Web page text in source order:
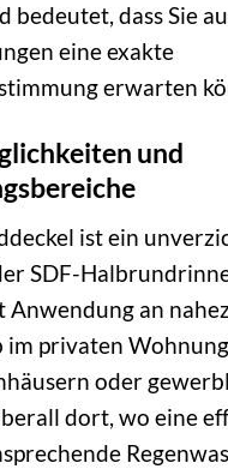
bedeutet, dass Sie
eine exakte
erwarten
und
ist ein
SDF-
Anwendung an
im privaten
oder
dort, wo eine